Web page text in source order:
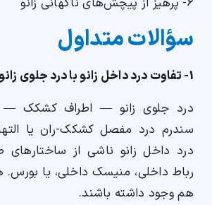
سؤالات متداول
1- تفاوت درد داخل زانو با درد جلوی زانو چیست؟
درد جلوی زانو — اطراف کشکک —
سندرم درد مفصل کشکک-ران یا
درد داخل زانو ناشی از
رباط داخلی، منیسک داخلی، یا بورس.
هم وجود داشته باشند.